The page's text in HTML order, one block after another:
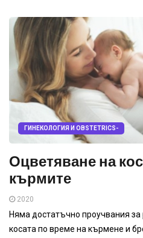
ГИНЕКОЛОГИЯ И OBSTETRICS-
Оцветяване на
кърмите
2020
Няма достатъчно проучвания
косата по време на кърмене и